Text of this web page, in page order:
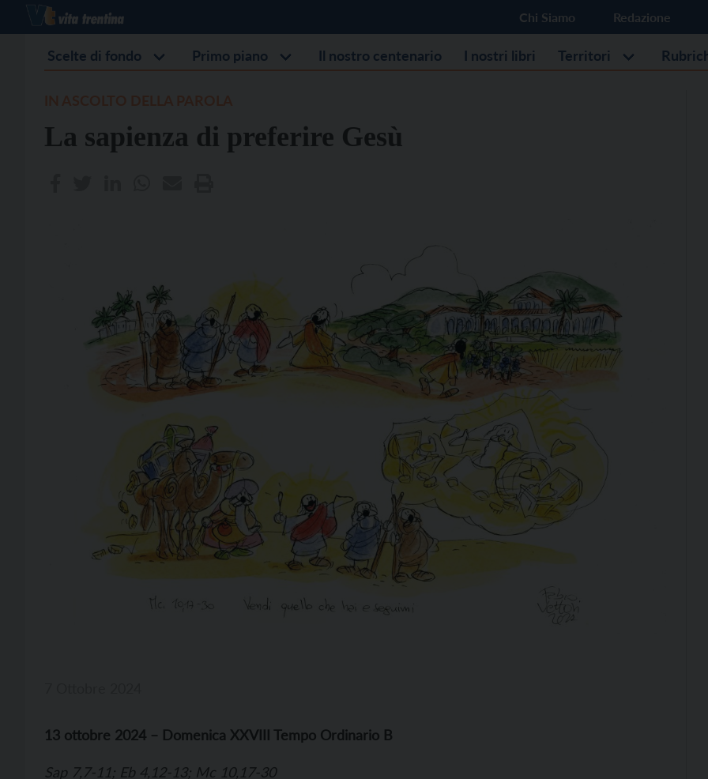
Chi Siamo Redazione
Scelte di fondo Primo piano Il nostro centenario I nostri libri Territori
La sapienza di preferire Gesù
13 ottobre 2024 – Domenica XXVIII Tempo Ordinario B
Sap 7,7-11; Eb 4,12-13; Mc 10,17-30